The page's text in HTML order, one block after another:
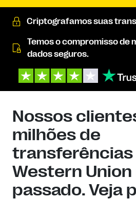
Criptografamos suas
Temos o compromisso de
dados seguros.
Nossos
milhões de
transferências
Western Union
passado. Veja